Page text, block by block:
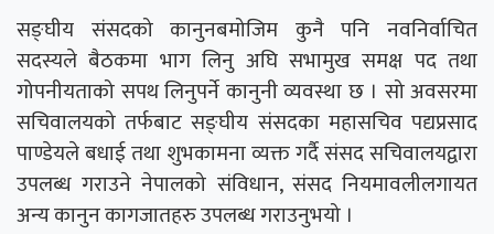
सङ्घीय संसदको कानुनबमोजिम कुनै पनि नवनिर्वाचित
सदस्यले बैठकमा भाग लिनु अघि सभामुख समक्ष पद तथा
गोपनीयताको सपथ लिनुपर्ने कानुनी व्यवस्था छ । सो अवसरमा
सचिवालयको तर्फबाट सङ्घीय संसदका महासचिव पद्यप्रसाद
पाण्डेयले बधाई तथा शुभकामना व्यक्त गर्दै संसद सचिवालयद्वारा
उपलब्ध गराउने नेपालको संविधान, संसद नियमावलीलगायत
अन्य कानुन कागजातहरु उपलब्ध गराउनुभयो ।